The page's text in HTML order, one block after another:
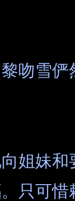
吻雪俨
姐妹和
只可惜